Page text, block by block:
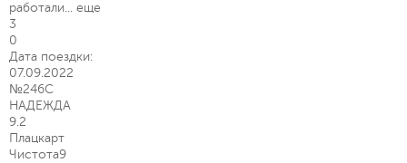
работали... еще
3
0
Дата поездки:
07.09.2022
№246С
НАДЕЖДА
9.2
Плацкарт
Чистота9